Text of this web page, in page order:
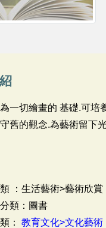
一切繪畫的 基礎.可
舊的觀念.為藝術留下
：生活藝術>藝術欣
類：圖書
： 教育文化>文化藝術